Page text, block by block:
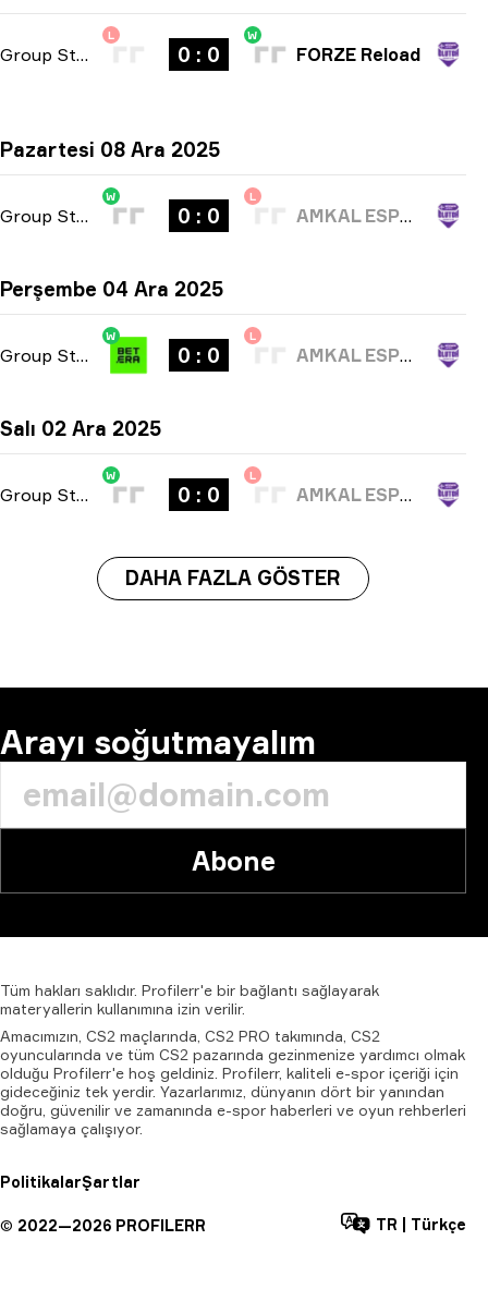
Group Stage
L
0 : 0
W
FORZE Reload
Pazartesi 08 Ara 2025
Group Stage -bo3
W
0 : 0
L
AMKAL ESPORTS
Perşembe 04 Ara 2025
Group Stage -bo3
W
0 : 0
L
AMKAL ESPORTS
Salı 02 Ara 2025
Group Stage -bo3
W
0 : 0
L
AMKAL ESPORTS
DAHA FAZLA GÖSTER
Arayı soğutmayalım
Abone
Tüm hakları saklıdır. Profilerr'e bir bağlantı sağlayarak
materyallerin kullanımına izin verilir.
Amacımızın, CS2 maçlarında, CS2 PRO takımında, CS2
oyuncularında ve tüm CS2 pazarında gezinmenize yardımcı olmak
olduğu Profilerr'e hoş geldiniz. Profilerr, kaliteli e-spor içeriği için
gideceğiniz tek yerdir. Yazarlarımız, dünyanın dört bir yanından
doğru, güvenilir ve zamanında e-spor haberleri ve oyun rehberleri
sağlamaya çalışıyor.
PolitikalarŞartlar
© 2022—2026 PROFILERR TR Türkçe